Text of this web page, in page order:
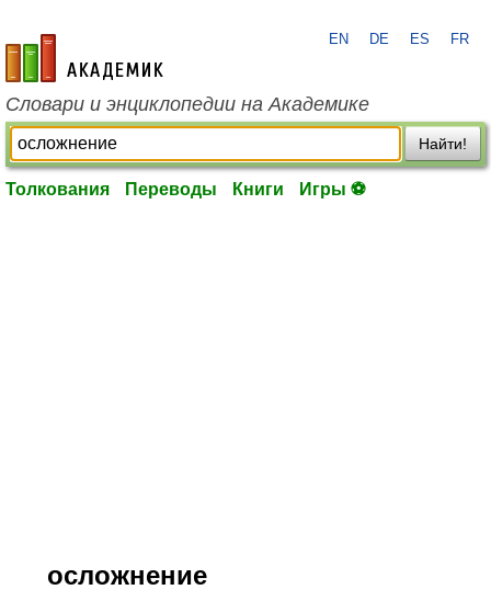
academic.ru
EN DE ES FR
Словари и энциклопедии на Академике
Найти!
Толкования Переводы Книги Игры ⚽
осложнение